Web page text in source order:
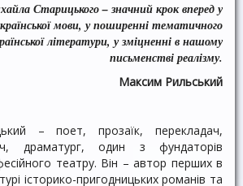
Старицького – значний крок вперед у
мови, у поширенні тематичного
літератури, у зміцненні в нашому
письменстві реалізму.
Максим Рильський
– поет, прозаїк, перекладач,
драматург, один з фундаторів
театру. Він – автор перших в
історико-пригодницьких романів та